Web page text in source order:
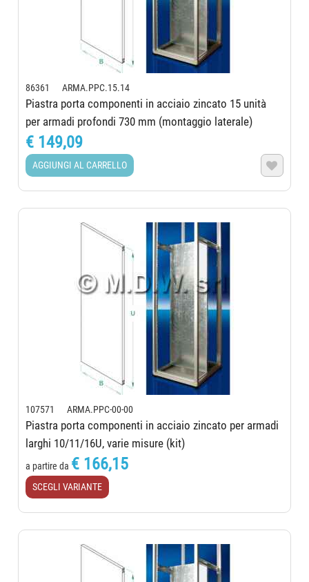
86361 ARMA.PPC.15.14
Piastra porta componenti in acciaio zincato 15 unità
per armadi profondi 730 mm (montaggio laterale)
€ 149,09
AGGIUNGI AL CARRELLO 
107571 ARMA.PPC-00-00
Piastra porta componenti in acciaio zincato per armadi
larghi 10/11/16U, varie misure (kit)
a partire da € 166,15
SCEGLI VARIANTE